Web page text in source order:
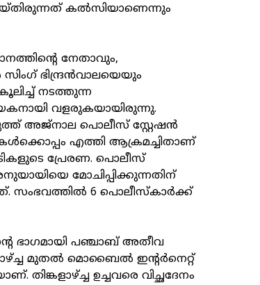
കല്‍സിയാണെന്നും
നേതാവും,
ഭിന്ദ്രന്‍വാലയെയും
നടത്തുന്ന
വളരുകയായിരുന്നു.
അജ്‌നാല പൊലീസ് സ്റ്റേഷന്‍
എത്തി ആക്രമച്ചിതാണ്
പ്രേരണ. പൊലീസ്
മോചിപ്പിക്കുന്നതിന്
സംഭവത്തില്‍ 6 പൊലീസ്‌കാര്‍ക്ക്
ഭാഗമായി പഞ്ചാബ് അതീവ
മുതല്‍ മൊബൈല്‍ ഇന്റര്‍നെറ്റ്
തിങ്കളാഴ്ച്ച ഉച്ചവരെ വിച്ഛദേനം